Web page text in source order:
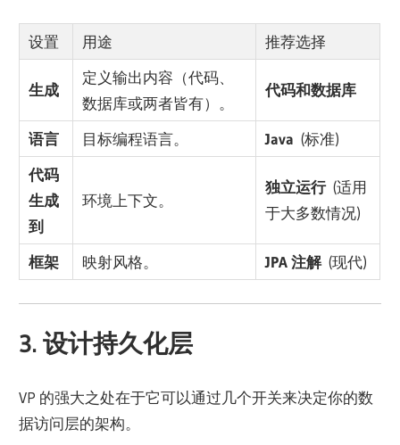
设置 用途 推荐选择
生成
定义输出内容（代码、
数据库或两者皆有）。
代码和数据库
语言 目标编程语言。 Java (标准)
代码
生成
到
环境上下文。
独立运行(适用
于大多数情况)
框架 映射风格。 JPA 注解(现代)
3. 设计持久化层
VP 的强大之处在于它可以通过几个开关来决定你的数
据访问层的架构。